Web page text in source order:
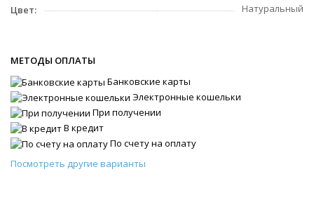
Цвет:
Натуральный
МЕТОДЫ ОПЛАТЫ
Банковские карты
Электронные кошельки
При получении
В кредит
По счету на оплату
Посмотреть другие варианты